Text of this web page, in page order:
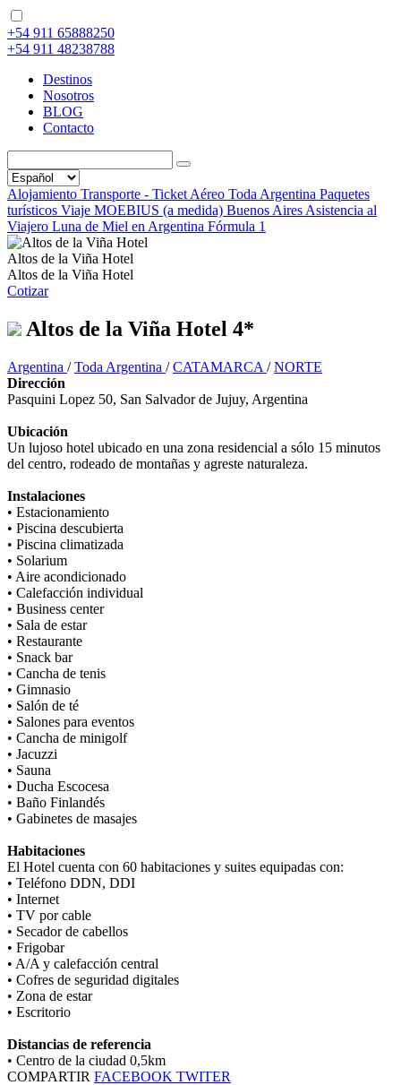
+54 911 65888250
+54 911 48238788
Destinos
Nosotros
BLOG
Contacto
Alojamiento Transporte - Ticket Aéreo Toda Argentina Paquetes
turísticos Viaje MOEBIUS (a medida) Buenos Aires Asistencia al
Viajero Luna de Miel en Argentina Fórmula 1
Altos de la Viña Hotel
Altos de la Viña Hotel
Cotizar
Altos de la Viña Hotel 4*
Argentina / Toda Argentina / CATAMARCA / NORTE
Dirección
Pasquini Lopez 50, San Salvador de Jujuy, Argentina
Ubicación
Un lujoso hotel ubicado en una zona residencial a sólo 15 minutos
del centro, rodeado de montañas y agreste naturaleza.
Instalaciones
• Estacionamiento
• Piscina descubierta
• Piscina climatizada
• Solarium
• Aire acondicionado
• Calefacción individual
• Business center
• Sala de estar
• Restaurante
• Snack bar
• Cancha de tenis
• Gimnasio
• Salón de té
• Salones para eventos
• Cancha de minigolf
• Jacuzzi
• Sauna
• Ducha Escocesa
• Baño Finlandés
• Gabinetes de masajes
Habitaciones
El Hotel cuenta con 60 habitaciones y suites equipadas con:
• Teléfono DDN, DDI
• Internet
• TV por cable
• Secador de cabellos
• Frigobar
• A/A y calefacción central
• Cofres de seguridad digitales
• Zona de estar
• Escritorio
Distancias de referencia
• Centro de la ciudad 0,5km
COMPARTIR FACEBOOK TWITER